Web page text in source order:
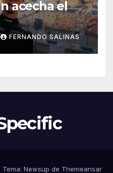
acecha el
FERNANDO SALINAS
Tema: Newsup de Themeansar